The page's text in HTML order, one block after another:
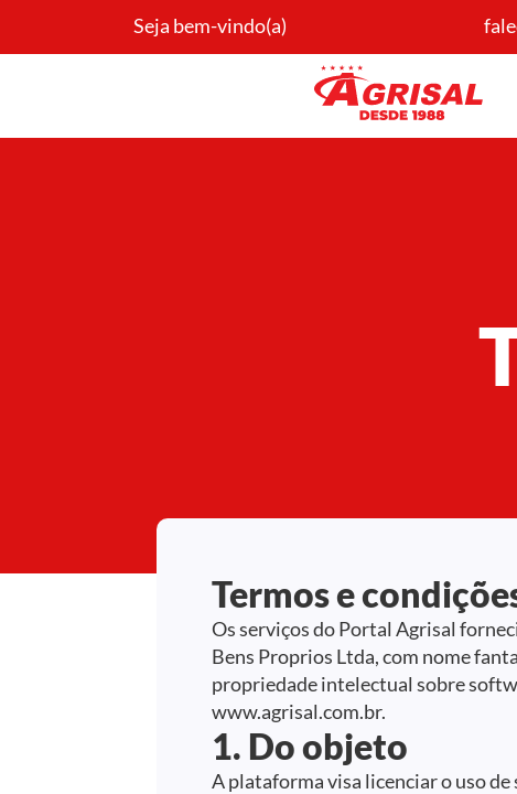
Seja bem-vindo(a)
Termos e
Os serviços do Portal Agrisal
Bens Proprios Ltda, com nome
propriedade intelectual sobre
www.agrisal.com.br.
1. Do objeto
A plataforma visa licenciar o uso